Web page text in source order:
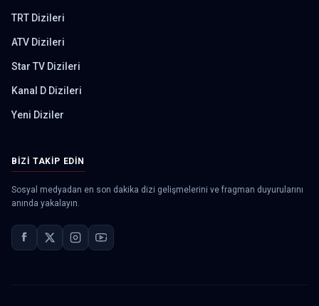
TRT Dizileri
ATV Dizileri
Star TV Dizileri
Kanal D Dizileri
Yeni Diziler
BIZI TAKIP EDIN
Sosyal medyadan en son dakika dizi gelişmelerini ve fragman duyurularını
anında yakalayın.